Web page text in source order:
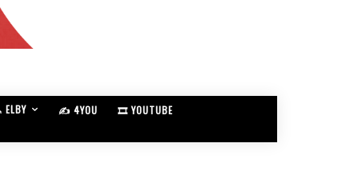
ELBY ✍️ 4YOU
🎞️ YOUTUBE